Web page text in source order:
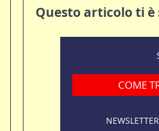
Questo articolo ti
COME